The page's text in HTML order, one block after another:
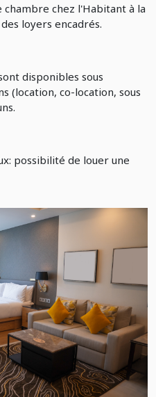
chez l'Habitant à la
loyers encadrés.
disponibles sous
(location, co-location, sous
possibilité de louer une